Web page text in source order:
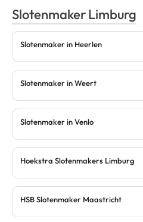
Slotenmaker Limburg
Slotenmaker in Heerlen
Slotenmaker in Weert
Slotenmaker in Venlo
Hoekstra Slotenmakers Limburg
HSB Slotenmaker Maastricht